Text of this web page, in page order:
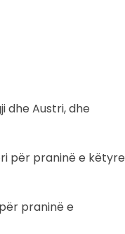
dhe Austri, dhe
për praninë e këtyre
praninë e